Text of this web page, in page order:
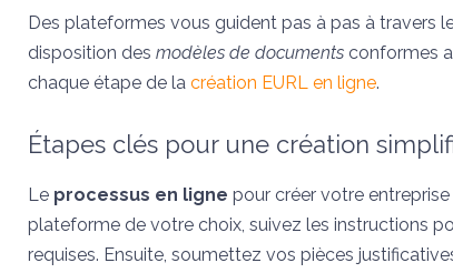
Des plateformes vous guident pas à pas à travers
disposition des modèles de documents conformes
chaque étape de la création EURL en ligne.
Étapes clés pour une création
Le processus en ligne pour créer votre
plateforme de votre choix, suivez les instructions
requises. Ensuite, soumettez vos pièces